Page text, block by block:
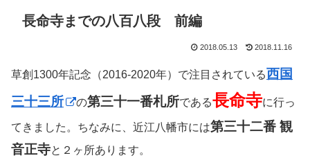
長命寺までの八百八段 前編
2018.05.13 2018.11.16
草創1300年記念（2016-2020年）で注目されている西国
三十三所
の第三十一番札所である長命寺に行っ
てきました。ちなみに、近江八幡市には第三十二番 観
音正寺と２ヶ所あります。